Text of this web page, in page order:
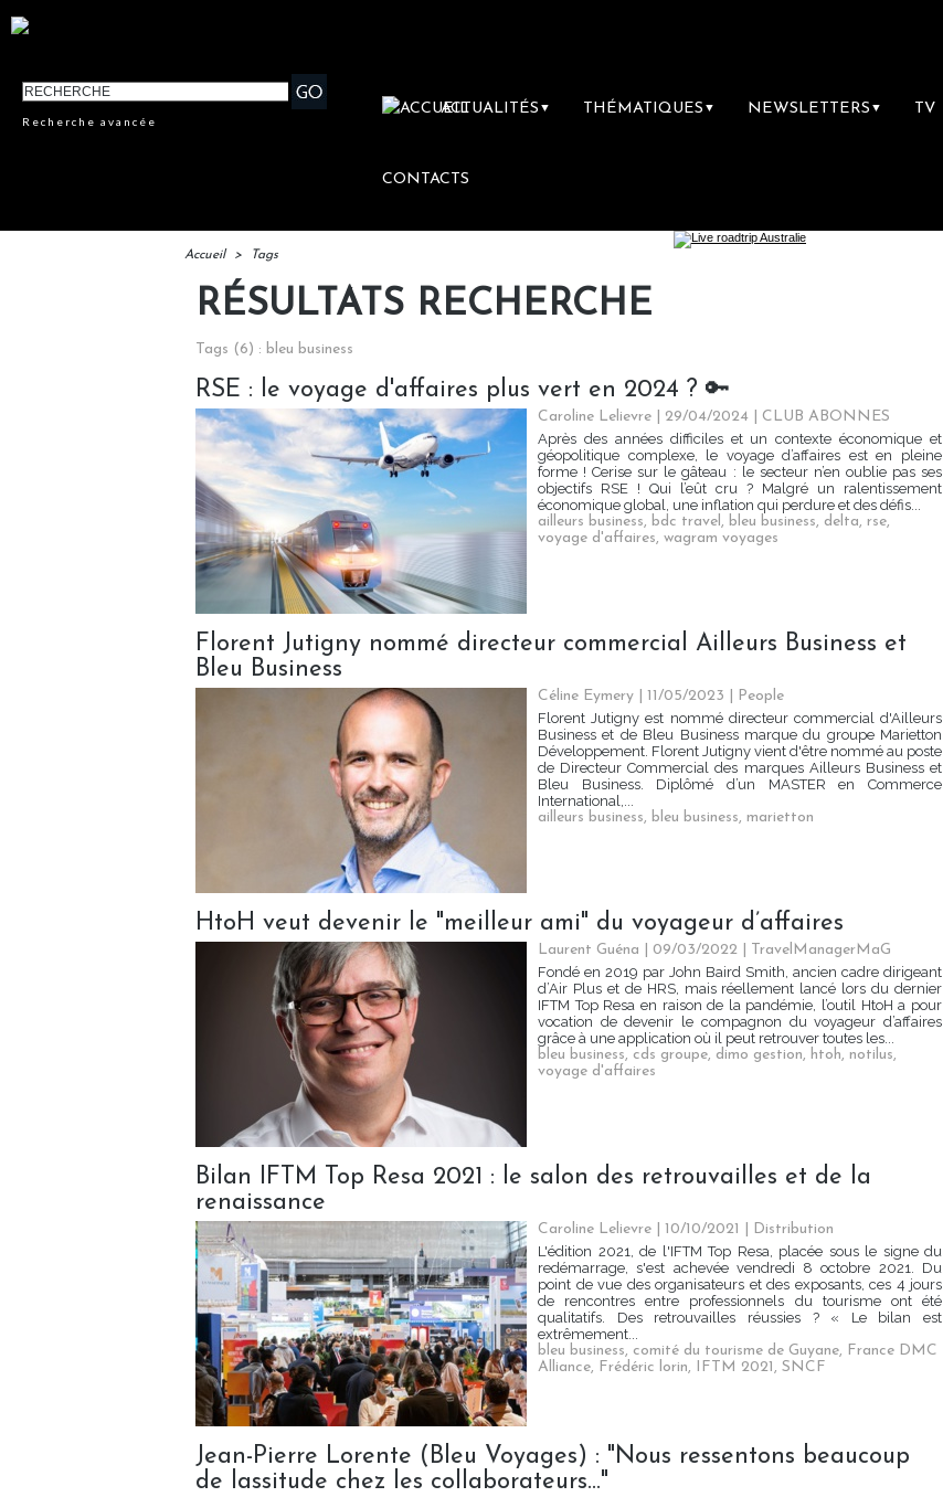
Recherche avancée
ACTUALITÉS ▼ THÉMATIQUES ▼ NEWSLETTERS ▼ TV
CONTACTS
Accueil > Tags
RÉSULTATS RECHERCHE
Tags (6) : bleu business
RSE : le voyage d'affaires plus vert en 2024 ? 🔑
Caroline Lelievre | 29/04/2024
CLUB ABONNES
Après des années difficiles et un contexte économique et
géopolitique complexe, le voyage d’affaires est en pleine
forme ! Cerise sur le gâteau : le secteur n’en oublie pas ses
objectifs RSE ! Qui l’eût cru ? Malgré un ralentissement
économique global, une inflation qui perdure et des défis...
ailleurs business, bdc travel, bleu business, delta, rse,
voyage d'affaires, wagram voyages
Florent Jutigny nommé directeur commercial Ailleurs Business et
Bleu Business
Céline Eymery | 11/05/2023
People
Florent Jutigny est nommé directeur commercial d'Ailleurs
Business et de Bleu Business marque du groupe Marietton
Développement. Florent Jutigny vient d'être nommé au poste
de Directeur Commercial des marques Ailleurs Business et
Bleu Business. Diplômé d’un MASTER en Commerce
International,...
ailleurs business, bleu business, marietton
HtoH veut devenir le "meilleur ami" du voyageur d’affaires
Laurent Guéna | 09/03/2022
TravelManagerMaG
Fondé en 2019 par John Baird Smith, ancien cadre dirigeant
d’Air Plus et de HRS, mais réellement lancé lors du dernier
IFTM Top Resa en raison de la pandémie, l’outil HtoH a pour
vocation de devenir le compagnon du voyageur d’affaires
grâce à une application où il peut retrouver toutes les...
bleu business, cds groupe, dimo gestion, htoh, notilus,
voyage d'affaires
Bilan IFTM Top Resa 2021 : le salon des retrouvailles et de la
renaissance
Caroline Lelievre | 10/10/2021
Distribution
L'édition 2021, de l'IFTM Top Resa, placée sous le signe du
redémarrage, s'est achevée vendredi 8 octobre 2021. Du
point de vue des organisateurs et des exposants, ces 4 jours
de rencontres entre professionnels du tourisme ont été
qualitatifs. Des retrouvailles réussies ? « Le bilan est
extrêmement...
bleu business, comité du tourisme de Guyane, France DMC
Alliance, Frédéric lorin, IFTM 2021, SNCF
Jean-Pierre Lorente (Bleu Voyages) : "Nous ressentons beaucoup
de lassitude chez les collaborateurs..."